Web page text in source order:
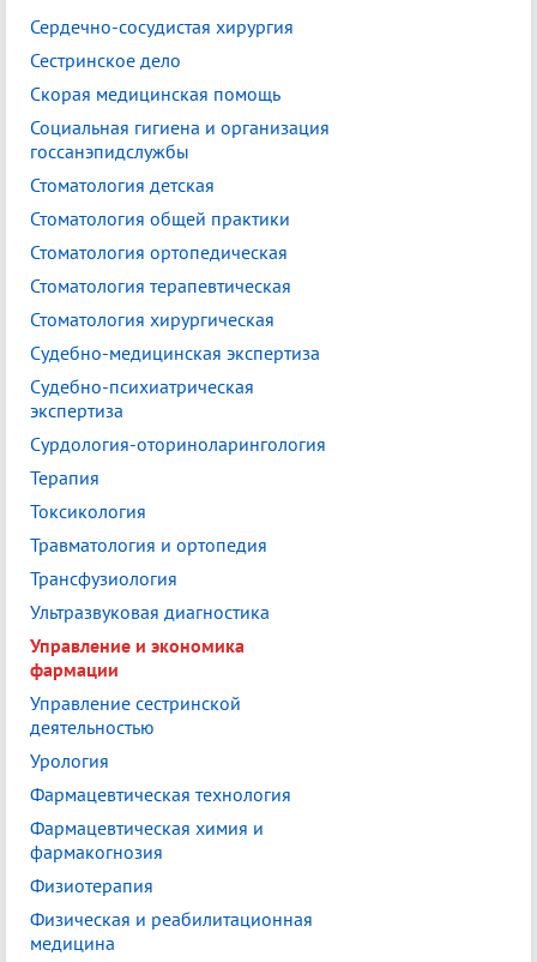
Сердечно-сосудистая хирургия
Сестринское дело
Скорая медицинская помощь
Социальная гигиена и организация
госсанэпидслужбы
Стоматология детская
Стоматология общей практики
Стоматология ортопедическая
Стоматология терапевтическая
Стоматология хирургическая
Судебно-медицинская экспертиза
Судебно-психиатрическая
экспертиза
Сурдология-оториноларингология
Терапия
Токсикология
Травматология и ортопедия
Трансфузиология
Ультразвуковая диагностика
Управление и экономика
фармации
Управление сестринской
деятельностью
Урология
Фармацевтическая технология
Фармацевтическая химия и
фармакогнозия
Физиотерапия
Физическая и реабилитационная
медицина